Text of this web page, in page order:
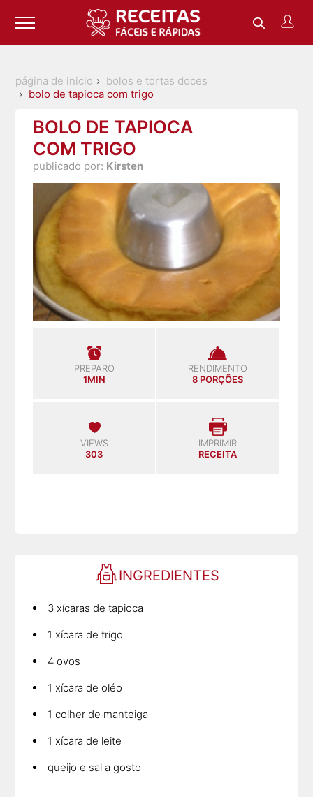
página de inicio
bolos e tortas doces
bolo de tapioca com trigo
BOLO DE TAPIOCA
COM TRIGO
publicado por: Kirsten
PREPARO
1MIN
RENDIMENTO
8 PORÇÕES
VIEWS
303
IMPRIMIR
RECEITA
INGREDIENTES
3 xícaras de tapioca
1 xícara de trigo
4 ovos
1 xícara de oléo
1 colher de manteiga
1 xícara de leite
queijo e sal a gosto